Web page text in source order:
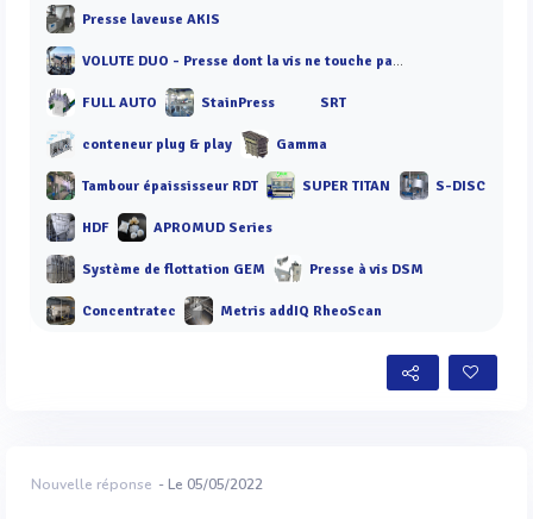
Presse laveuse AKIS
VOLUTE DUO - Presse dont la vis ne touche pas les anneaux
FULL AUTO StainPress SRT
conteneur plug & play Gamma
Tambour épaississeur RDT SUPER TITAN S-DISC
HDF APROMUD Series
Système de flottation GEM Presse à vis DSM
Concentratec Metris addIQ RheoScan
Nouvelle réponse - Le 05/05/2022